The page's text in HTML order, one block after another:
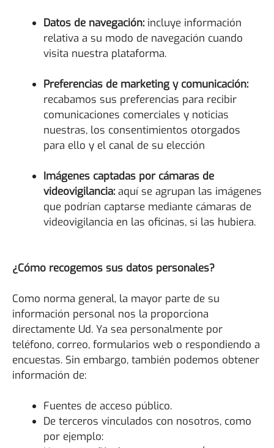
Datos de navegación: incluye información
relativa a su modo de navegación cuando
visita nuestra plataforma.
Preferencias de marketing y comunicación:
recabamos sus preferencias para recibir
comunicaciones comerciales y noticias
nuestras, los consentimientos otorgados
para ello y el canal de su elección
Imágenes captadas por cámaras de
videovigilancia: aquí se agrupan las imágenes
que podrían captarse mediante cámaras de
videovigilancia en las oficinas, si las hubiera.
¿Cómo recogemos sus datos personales?
Como norma general, la mayor parte de su
información personal nos la proporciona
directamente Ud. Ya sea personalmente por
teléfono, correo, formularios web o respondiendo a
encuestas. Sin embargo, también podemos obtener
información de:
Fuentes de acceso público.
De terceros vinculados con nosotros, como
por ejemplo: